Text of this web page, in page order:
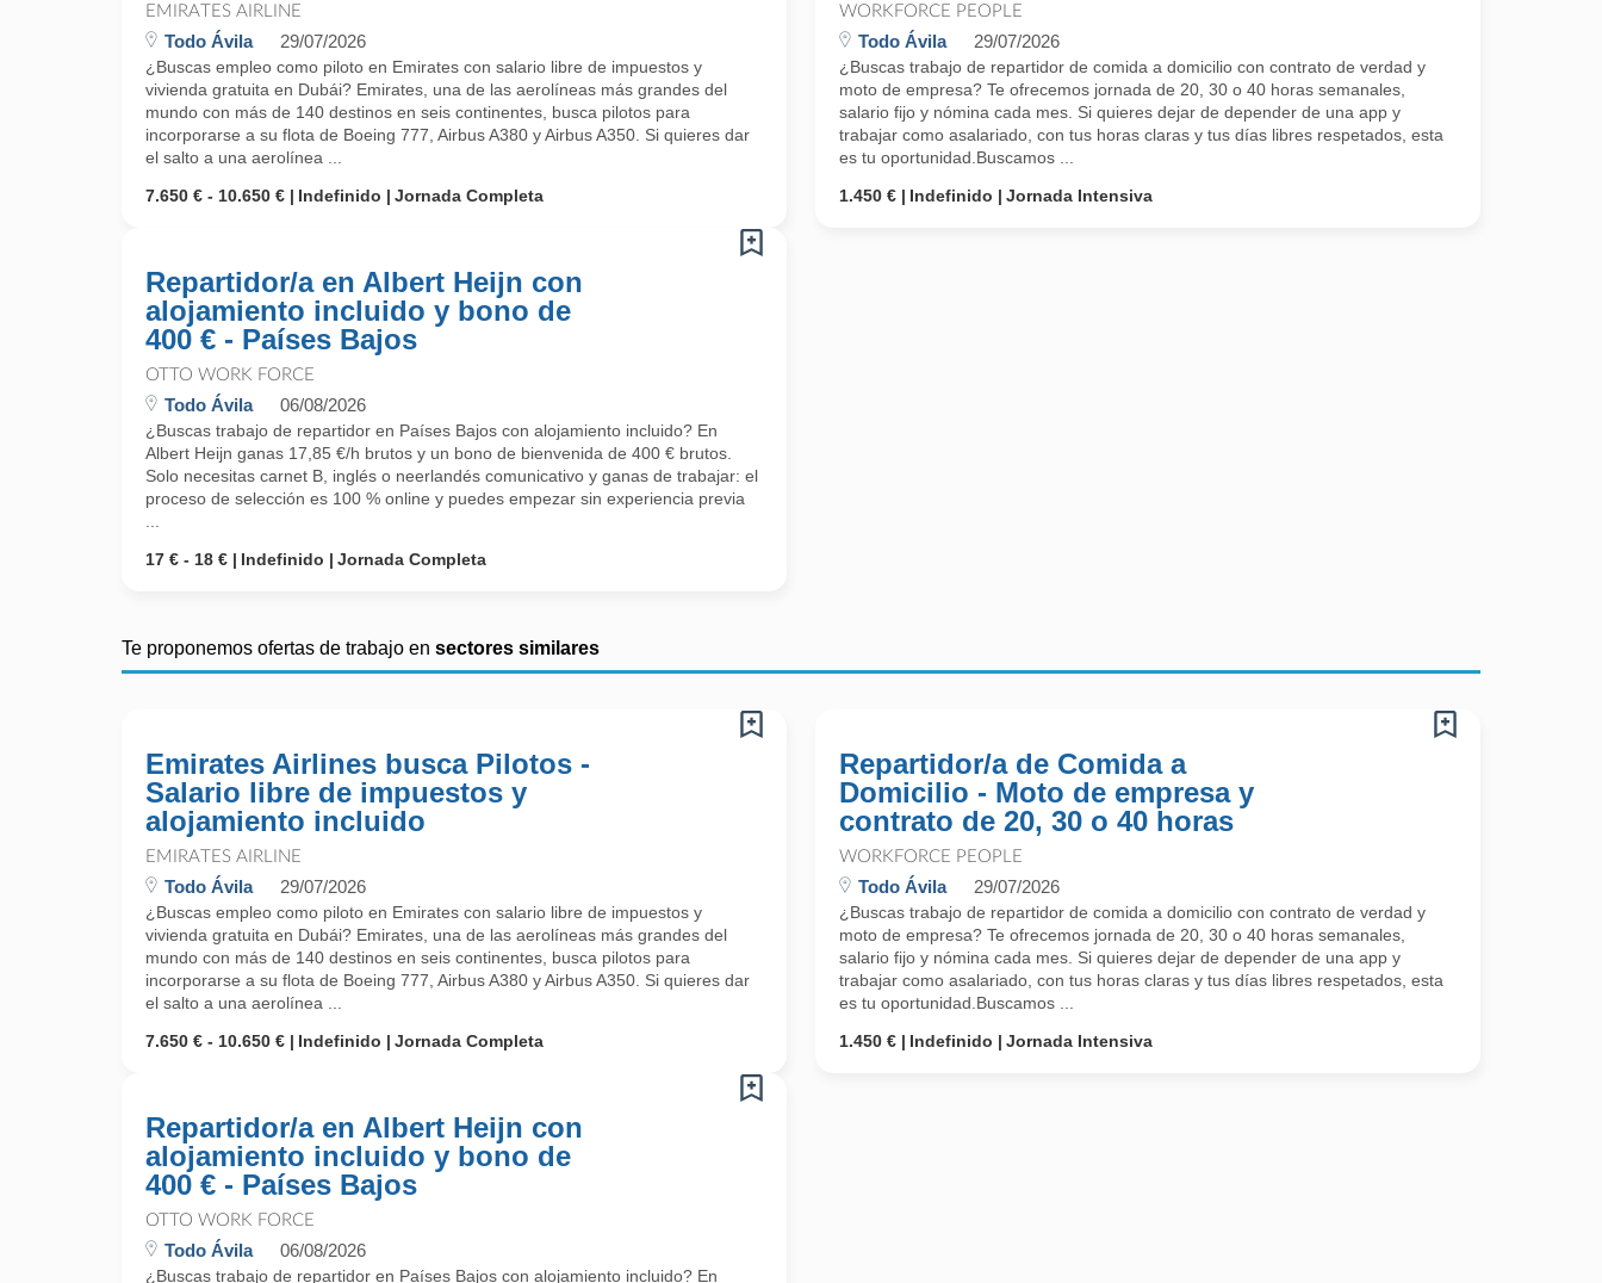
EMIRATES AIRLINE
Todo Ávila 29/07/2026
¿Buscas empleo como piloto en Emirates con salario libre de impuestos y
vivienda gratuita en Dubái? Emirates, una de las aerolíneas más grandes del
mundo con más de 140 destinos en seis continentes, busca pilotos para
incorporarse a su flota de Boeing 777, Airbus A380 y Airbus A350. Si quieres dar
el salto a una aerolínea ...
7.650 € - 10.650 €
Indefinido Jornada Completa
WORKFORCE PEOPLE
Todo Ávila 29/07/2026
¿Buscas trabajo de repartidor de comida a domicilio con contrato de verdad y
moto de empresa? Te ofrecemos jornada de 20, 30 o 40 horas semanales,
salario fijo y nómina cada mes. Si quieres dejar de depender de una app y
trabajar como asalariado, con tus horas claras y tus días libres respetados, esta
es tu oportunidad.Buscamos ...
1.450 €
Indefinido Jornada Intensiva
Repartidor/a en Albert Heijn con
alojamiento incluido y bono de
400 € - Países Bajos
OTTO WORK FORCE
Todo Ávila 06/08/2026
¿Buscas trabajo de repartidor en Países Bajos con alojamiento incluido? En
Albert Heijn ganas 17,85 €/h brutos y un bono de bienvenida de 400 € brutos.
Solo necesitas carnet B, inglés o neerlandés comunicativo y ganas de trabajar: el
proceso de selección es 100 % online y puedes empezar sin experiencia previa
17 € - 18 €
Indefinido Jornada Completa
Te proponemos ofertas de trabajo en sectores similares
Emirates Airlines busca Pilotos -
Salario libre de impuestos y
alojamiento incluido
EMIRATES AIRLINE
Todo Ávila 29/07/2026
¿Buscas empleo como piloto en Emirates con salario libre de impuestos y
vivienda gratuita en Dubái? Emirates, una de las aerolíneas más grandes del
mundo con más de 140 destinos en seis continentes, busca pilotos para
incorporarse a su flota de Boeing 777, Airbus A380 y Airbus A350. Si quieres dar
el salto a una aerolínea ...
7.650 € - 10.650 €
Indefinido Jornada Completa
Repartidor/a de Comida a
Domicilio - Moto de empresa y
contrato de 20, 30 o 40 horas
WORKFORCE PEOPLE
Todo Ávila 29/07/2026
¿Buscas trabajo de repartidor de comida a domicilio con contrato de verdad y
moto de empresa? Te ofrecemos jornada de 20, 30 o 40 horas semanales,
salario fijo y nómina cada mes. Si quieres dejar de depender de una app y
trabajar como asalariado, con tus horas claras y tus días libres respetados, esta
es tu oportunidad.Buscamos ...
1.450 €
Indefinido Jornada Intensiva
Repartidor/a en Albert Heijn con
alojamiento incluido y bono de
400 € - Países Bajos
OTTO WORK FORCE
Todo Ávila 06/08/2026
¿Buscas trabajo de repartidor en Países Bajos con alojamiento incluido? En